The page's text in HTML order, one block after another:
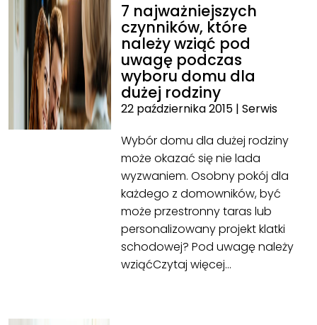
7 najważniejszych
czynników, które
należy wziąć pod
uwagę podczas
wyboru domu dla
dużej rodziny
22 października 2015 |Serwis
Wybór domu dla dużej rodziny
może okazać się nie lada
wyzwaniem. Osobny pokój dla
każdego z domowników, być
może przestronny taras lub
personalizowany projekt klatki
schodowej? Pod uwagę należy
wziąćCzytaj więcej…